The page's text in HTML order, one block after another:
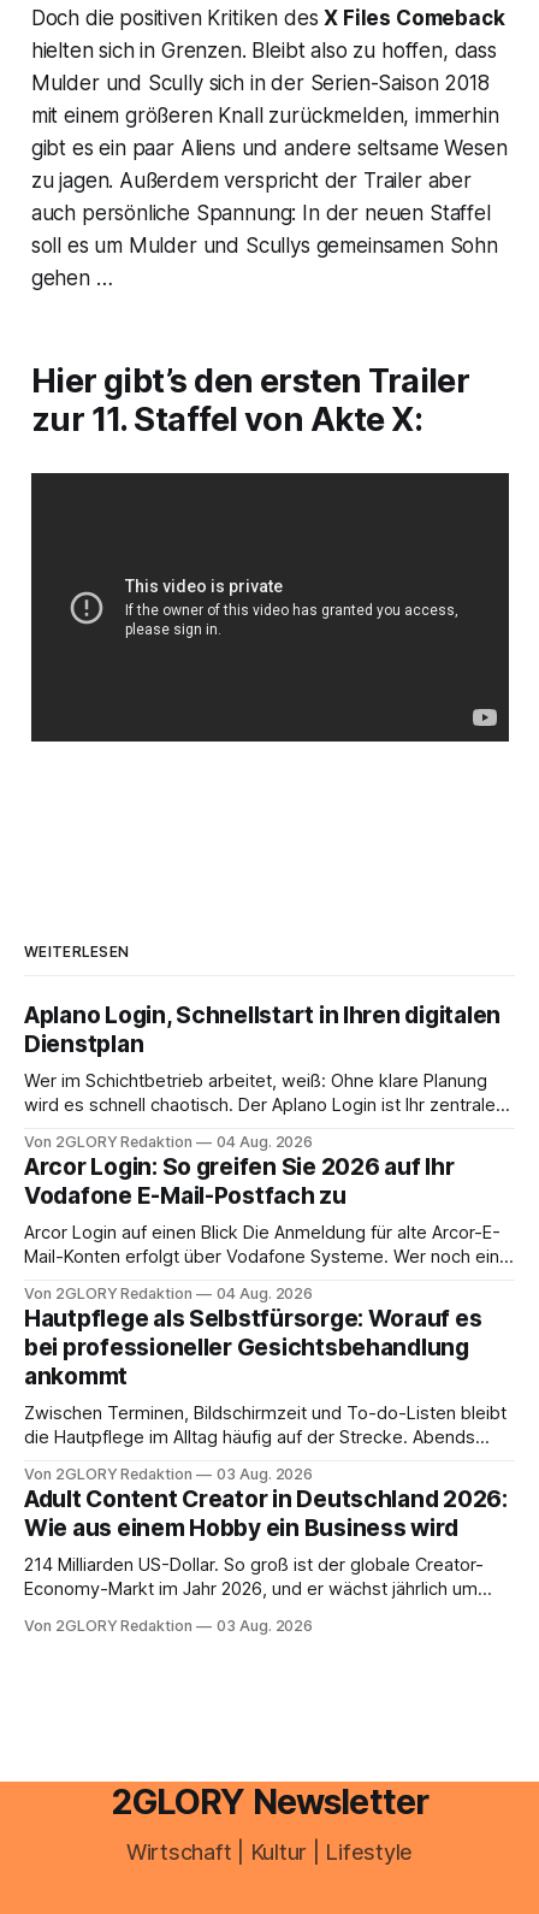
Doch die positiven Kritiken desX Files Comeback
hielten sich in Grenzen. Bleibt also zu hoffen, dass
Mulder und Scully sich in der Serien-Saison 2018
mit einem größeren Knall zurückmelden, immerhin
gibt es ein paar Aliens und andere seltsame Wesen
zu jagen. Außerdem verspricht der Trailer aber
auch persönliche Spannung: In der neuen Staffel
soll es um Mulder und Scullys gemeinsamen Sohn
gehen …
Hier gibt’s den ersten Trailer
zur 11. Staffel von Akte X:
WEITERLESEN
Aplano Login, Schnellstart in Ihren digitalen
Dienstplan
Wer im Schichtbetrieb arbeitet, weiß: Ohne klare Planung
wird es schnell chaotisch. Der Aplano Login ist Ihr zentraler
abwesenheiten und die gesamte kommunikation rund um
Ihr personal digital zu organisieren. In diesem Leitfaden
erfahren Sie alles, was Sie für einen reibungslosen Einstieg
brauchen, von der Registrierung
Von 2GLORY Redaktion 04 Aug. 2026
Arcor Login: So greifen Sie 2026 auf Ihr
Vodafone E-Mail-Postfach zu
Arcor Login auf einen Blick Die Anmeldung für alte Arcor-E-
Mail-Konten erfolgt über Vodafone Systeme. Wer noch eine
besitzt, loggt sich heute über das Vodafone E-Mail & Cloud
Portal ein. Der klassische Arcor Login über mail.
Von 2GLORY Redaktion 04 Aug. 2026
Hautpflege als Selbstfürsorge: Worauf es
bei professioneller Gesichtsbehandlung
ankommt
Zwischen Terminen, Bildschirmzeit und To-do-Listen bleibt
die Hautpflege im Alltag häufig auf der Strecke. Abends
Drogerie – mehr ist zeitlich oft nicht drin. Dabei reagiert die
Haut empfindlich auf Stress, Schlafmangel und
Umwelteinflüsse: Sie wirkt müde, spannt oder neigt zu
Unreinheiten. Professionelle
Von 2GLORY Redaktion 03 Aug. 2026
Adult Content Creator in Deutschland 2026:
Wie aus einem Hobby ein Business wird
214 Milliarden US-Dollar. So groß ist der globale Creator-
Economy-Markt im Jahr 2026, und er wächst jährlich um
ist längst ein ernstzunehmender Wirtschaftszweig. Weltweit
Von 2GLORY Redaktion 03 Aug. 2026
2GLORY Newsletter
Wirtschaft | Kultur | Lifestyle